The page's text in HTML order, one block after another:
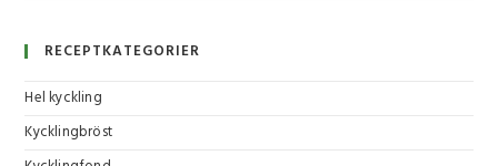
RECEPTKATEGORIER
Hel kyckling
Kycklingbröst